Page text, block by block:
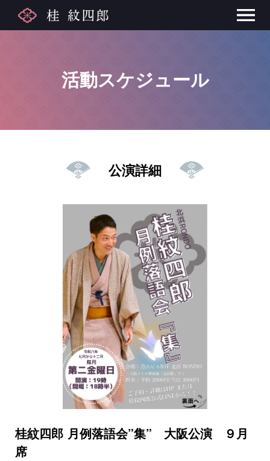
活動スケジュール
公演詳細
桂紋四郎 月例落語会”集” 大阪公演 ９月
席